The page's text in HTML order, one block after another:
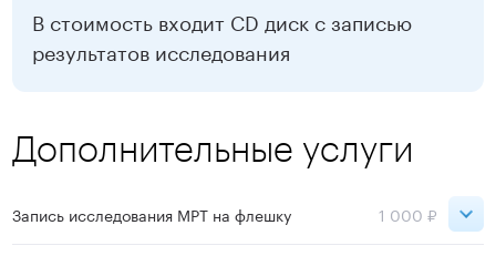
Записаться
В стоимость входит CD диск с записью
результатов исследования
Дополнительные услуги
Запись исследования МРТ на флешку 1 000 ₽